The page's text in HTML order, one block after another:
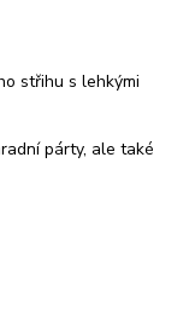
střihu s lehkými
párty, ale také